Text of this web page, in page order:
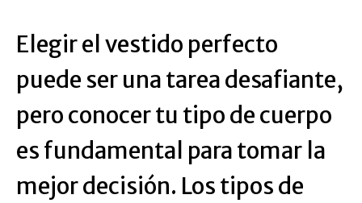
Elegir el vestido perfecto
puede ser una tarea desafiante,
pero conocer tu tipo de cuerpo
es fundamental para tomar la
mejor decisión. Los tipos de